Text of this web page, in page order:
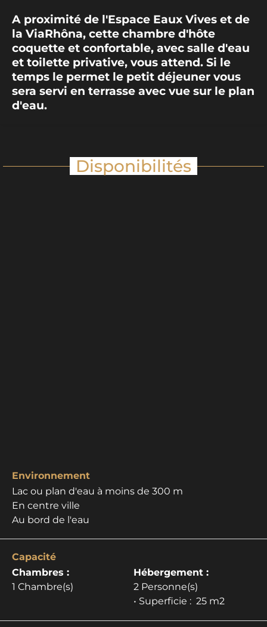
A proximité de l'Espace Eaux Vives et de
la ViaRhôna, cette chambre d'hôte
coquette et confortable, avec salle d'eau
et toilette privative, vous attend. Si le
temps le permet le petit déjeuner vous
sera servi en terrasse avec vue sur le plan
d'eau.
Disponibilités
Environnement
Lac ou plan d'eau à moins de 300 m
En centre ville
Au bord de l'eau
Capacité
Chambres :
1 Chambre(s)
Hébergement :
2 Personne(s)
• Superficie : 25 m2